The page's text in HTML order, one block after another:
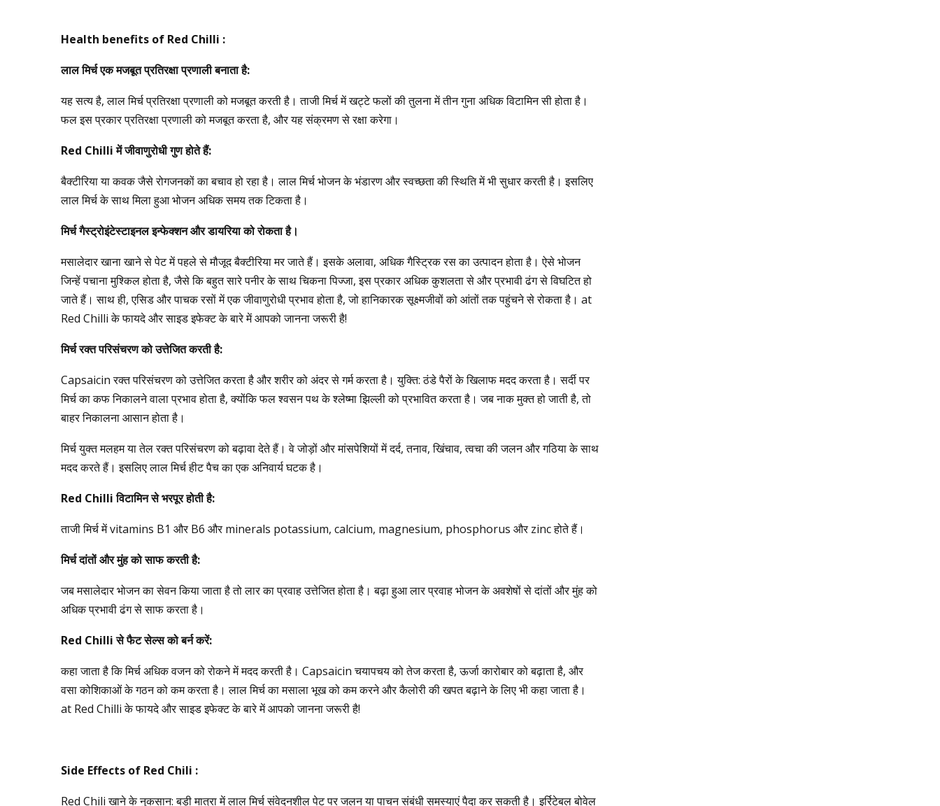
Health benefits of Red Chilli :
लालमिर्चएकमजबूतप्रतिरक्षाप्रणालीबनाताहै:
यह सत्य है, लाल मिर्च प्रतिरक्षा प्रणाली को मजबूत करती है। ताजी मिर्च में खट्टे फलों की तुलना में तीन गुना अधिक विटामिन सी होता है।
फल इस प्रकार प्रतिरक्षा प्रणाली को मजबूत करता है, और यह संक्रमण से रक्षा करेगा।
Red Chilliमेंजीवाणुरोधीगुणहोतेहैं:
बैक्टीरिया या कवक जैसे रोगजनकों का बचाव हो रहा है। लाल मिर्च भोजन के भंडारण और स्वच्छता की स्थिति में भी सुधार करती है। इसलिए
लाल मिर्च के साथ मिला हुआ भोजन अधिक समय तक टिकता है।
मिर्चगैस्ट्रोइंटेस्टाइनलइन्फेक्शनऔरडायरियाकोरोकताहै।
मसालेदार खाना खाने से पेट में पहले से मौजूद बैक्टीरिया मर जाते हैं। इसके अलावा, अधिक गैस्ट्रिक रस का उत्पादन होता है। ऐसे भोजन
जिन्हें पचाना मुश्किल होता है, जैसे कि बहुत सारे पनीर के साथ चिकना पिज्जा, इस प्रकार अधिक कुशलता से और प्रभावी ढंग से विघटित हो
जाते हैं। साथ ही, एसिड और पाचक रसों में एक जीवाणुरोधी प्रभाव होता है, जो हानिकारक सूक्ष्मजीवों को आंतों तक पहुंचने से रोकता है। at
Red Chilli के फायदे और साइड इफेक्ट के बारे में आपको जानना जरूरी है!
मिर्चरक्तपरिसंचरणकोउत्तेजितकरतीहै:
Capsaicin रक्त परिसंचरण को उत्तेजित करता है और शरीर को अंदर से गर्म करता है। युक्ति: ठंडे पैरों के खिलाफ मदद करता है। सर्दी पर
मिर्च का कफ निकालने वाला प्रभाव होता है, क्योंकि फल श्वसन पथ के श्लेष्मा झिल्ली को प्रभावित करता है। जब नाक मुक्त हो जाती है, तो
बाहर निकालना आसान होता है।
मिर्च युक्त मलहम या तेल रक्त परिसंचरण को बढ़ावा देते हैं। वे जोड़ों और मांसपेशियों में दर्द, तनाव, खिंचाव, त्वचा की जलन और गठिया के साथ
मदद करते हैं। इसलिए लाल मिर्च हीट पैच का एक अनिवार्य घटक है।
Red Chilliविटामिनसेभरपूरहोतीहै:
ताजी मिर्च में vitamins B1 और B6 और minerals potassium, calcium, magnesium, phosphorus और zinc होते हैं।
मिर्चदांतोंऔरमुंहकोसाफकरतीहै:
जब मसालेदार भोजन का सेवन किया जाता है तो लार का प्रवाह उत्तेजित होता है। बढ़ा हुआ लार प्रवाह भोजन के अवशेषों से दांतों और मुंह को
अधिक प्रभावी ढंग से साफ करता है।
Red Chilliसेफैटसेल्सकोबर्नकरें:
कहा जाता है कि मिर्च अधिक वजन को रोकने में मदद करती है। Capsaicin चयापचय को तेज करता है, ऊर्जा कारोबार को बढ़ाता है, और
वसा कोशिकाओं के गठन को कम करता है। लाल मिर्च का मसाला भूख को कम करने और कैलोरी की खपत बढ़ाने के लिए भी कहा जाता है।
at Red Chilli के फायदे और साइड इफेक्ट के बारे में आपको जानना जरूरी है!
Side Effects of Red Chili :
Red Chili खाने के नुकसान: बड़ी मात्रा में लाल मिर्च संवेदनशील पेट पर जलन या पाचन संबंधी समस्याएं पैदा कर सकती है। इर्रिटेबल बोवेल